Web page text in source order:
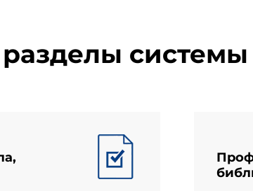
разделы системы